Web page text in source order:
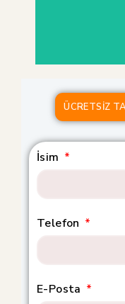
ÜCRETSIZ
İsim
Telefon
E-Posta